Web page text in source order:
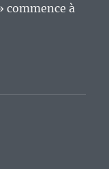
commence à